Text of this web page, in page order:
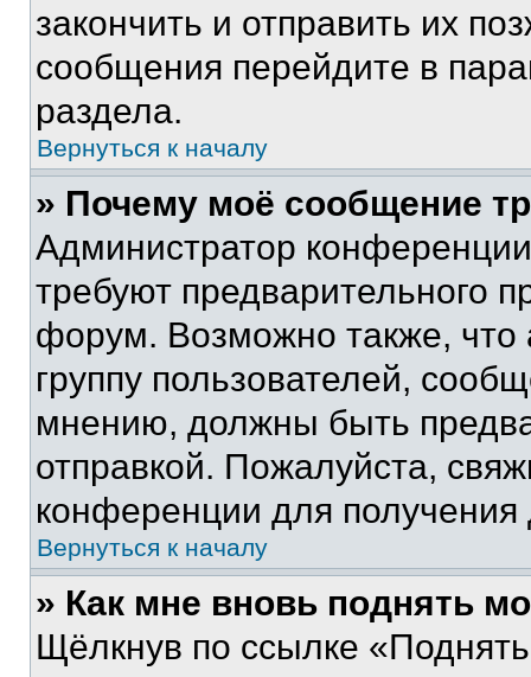
закончить и отправить их
сообщения перейдите в
раздела.
Вернуться к началу
» Почему моё сообщение
Администратор
требуют предварительного
форум. Возможно также, что
группу пользователей,
мнению, должны быть
отправкой. Пожалуйста,
конференции для
Вернуться к началу
» Как мне вновь поднять
Щёлкнув по ссылке